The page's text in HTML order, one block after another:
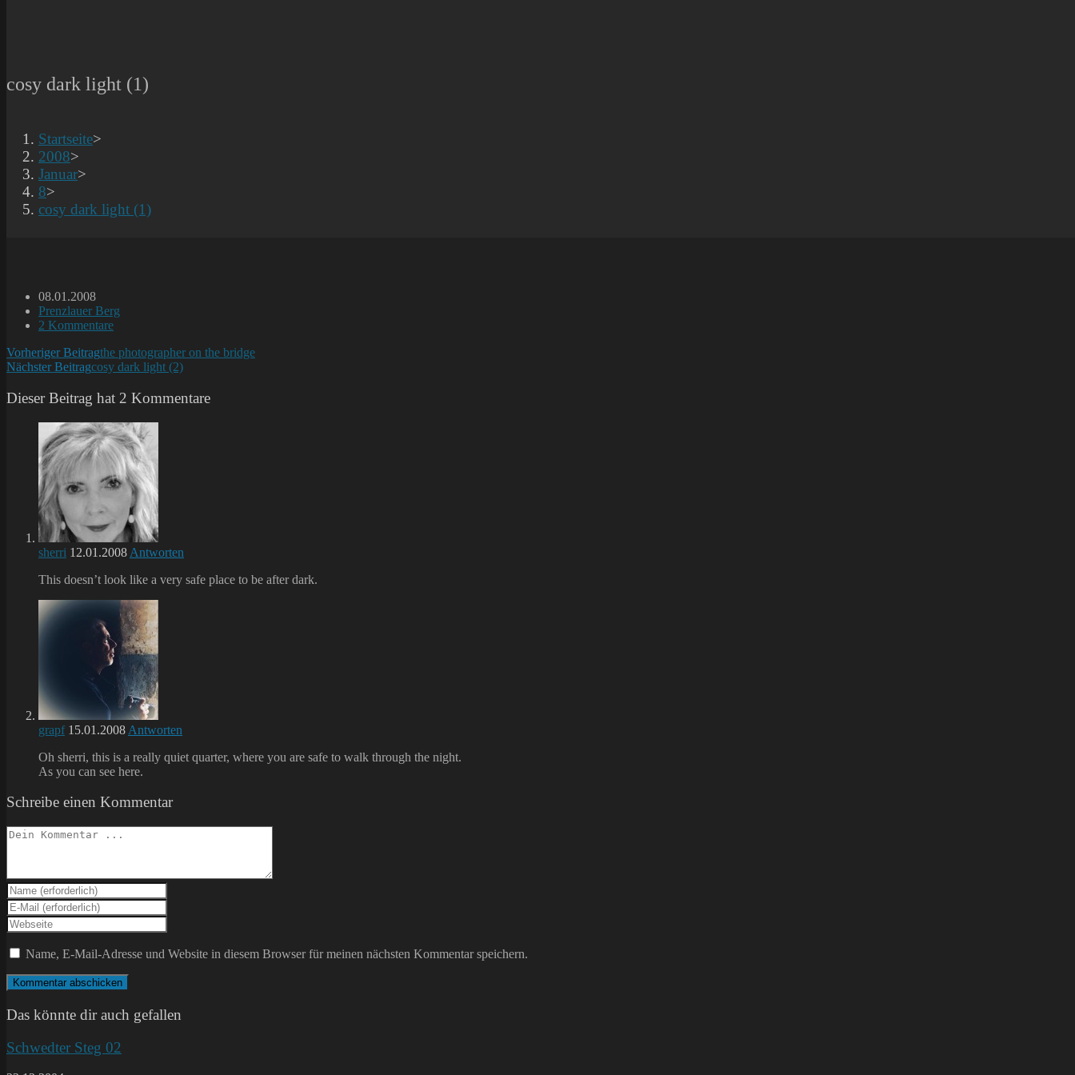
cosy dark light (1)
Startseite>
2008>
Januar>
8>
cosy dark light (1)
Beitrag
veröffentlicht:
08.01.2008
Beitrags-
Kategorie:
Prenzlauer Berg
Beitrags-
2 Kommentare
Weitere
Artikel
ansehen
Vorheriger Beitragthe photographer on the bridge
Nächster Beitragcosy dark light (2)
Dieser Beitrag hat 2 Kommentare
sherri 12.01.2008 Antworten
This doesn’t look like a very safe place to be after dark.
grapf 15.01.2008 Antworten
Oh sherri, this is a really quiet quarter, where you are safe to walk through the night.
As you can see here.
Schreibe einen Kommentar
Kommentieren
Gib
deinen
Namen
oder
Benutzernamen
zum
Kommentieren
ein
Gib
deine
E-
Mail-
Adresse
zum
Kommentieren
Gib
deine
Website-
ein
(optional)
Name, E-Mail-Adresse und Website in diesem Browser für meinen nächsten Kommentar speichern.
Das könnte dir auch gefallen
Schwedter Steg 02